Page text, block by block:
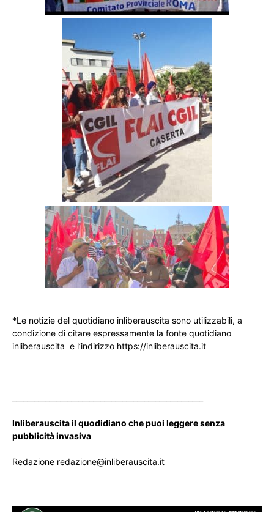
*Le notizie del quotidiano inliberauscita sono utilizzabili, a
condizione di citare espressamente la fonte quotidiano
inliberauscita e l’indirizzo https://inliberauscita.it
Inliberauscita il quodidiano che puoi leggere senza
pubblicità invasiva
Redazione redazione@inliberauscita.it